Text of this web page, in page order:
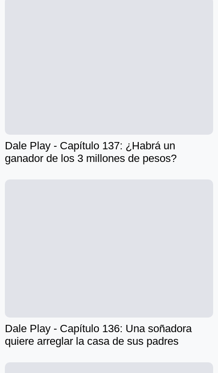
Dale Play - Capítulo 137: ¿Habrá un
ganador de los 3 millones de pesos?
Dale Play - Capítulo 136: Una soñadora
quiere arreglar la casa de sus padres